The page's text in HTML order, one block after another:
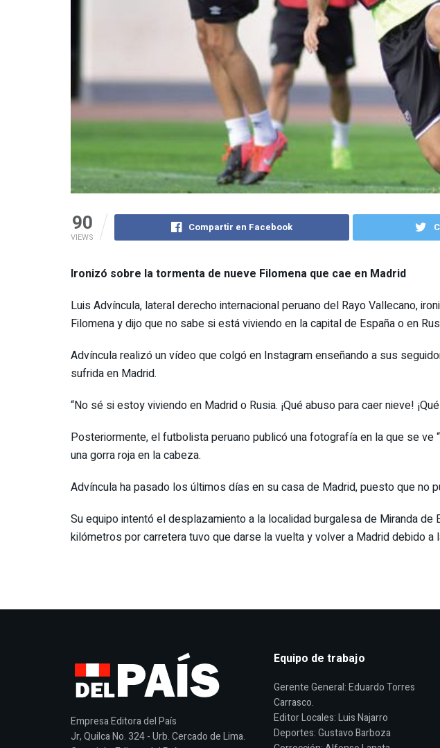
90
VIEWS
Compartir en Facebook
Ironizó sobre la tormenta de nueve Filomena que cae en Madrid
Luis Advíncula, lateral derecho internacional peruano del Rayo Vallecano,
Filomena y dijo que no sabe si está viviendo en la capital de España o en
Advíncula realizó un vídeo que colgó en Instagram enseñando a sus
sufrida en Madrid.
“No sé si estoy viviendo en Madrid o Rusia. ¡Qué abuso para caer nieve!
Posteriormente, el futbolista peruano publicó una fotografía en la que se ve
una gorra roja en la cabeza.
Advíncula ha pasado los últimos días en su casa de Madrid, puesto que no
Su equipo intentó el desplazamiento a la localidad burgalesa de Miranda
kilómetros por carretera tuvo que darse la vuelta y volver a Madrid debido
Empresa Editora del País
Jr, Quilca No. 324 - Urb. Cercado de Lima.
Equipo de trabajo
Gerente General: Eduardo Torres
Carrasco.
Editor Locales: Luis Najarro
Deportes: Gustavo Barboza